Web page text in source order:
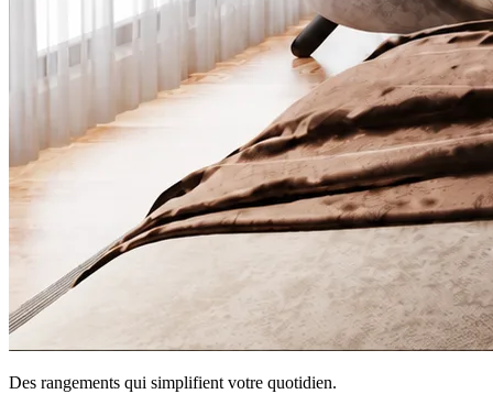
Des rangements qui simplifient votre quotidien.